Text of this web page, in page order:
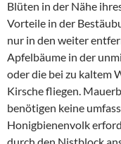
Blüten in der Nähe
Vorteile in der
nur in den weiter
Apfelbäume in der
oder die bei zu kaltem
Kirsche fliegen.
benötigen keine
Honigbienenvolk
durch den Nistblock